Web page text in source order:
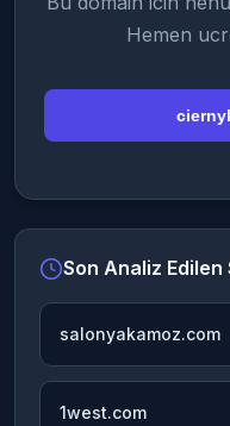
Hemen
Son Analiz Edilen
salonyakamoz.com
1west.com